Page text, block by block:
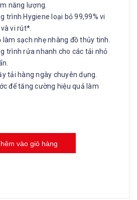
năng lượng.
trình Hygiene loại bỏ 99,99% vi
vi rút*.
làm sạch nhẹ nhàng đồ thủy tinh.
trình rửa nhanh cho các tải nhỏ
tải hàng ngày chuyên dụng.
để tăng cường hiệu quả làm
vào giỏ hàng